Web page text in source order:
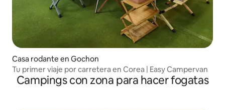
Casa rodante en Gochon
Tu primer viaje por carretera en Corea | Easy Campervan
Campings con zona para hacer fogatas